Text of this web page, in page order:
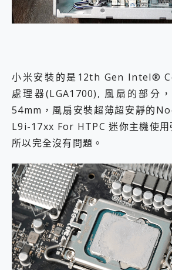
小米安裝的是12th Gen Intel®
處理器(LGA1700), 風扇的部分
54mm，風扇安裝超薄超安靜的
L9i-17xx For HTPC 迷你主機使用
所以完全沒有問題。